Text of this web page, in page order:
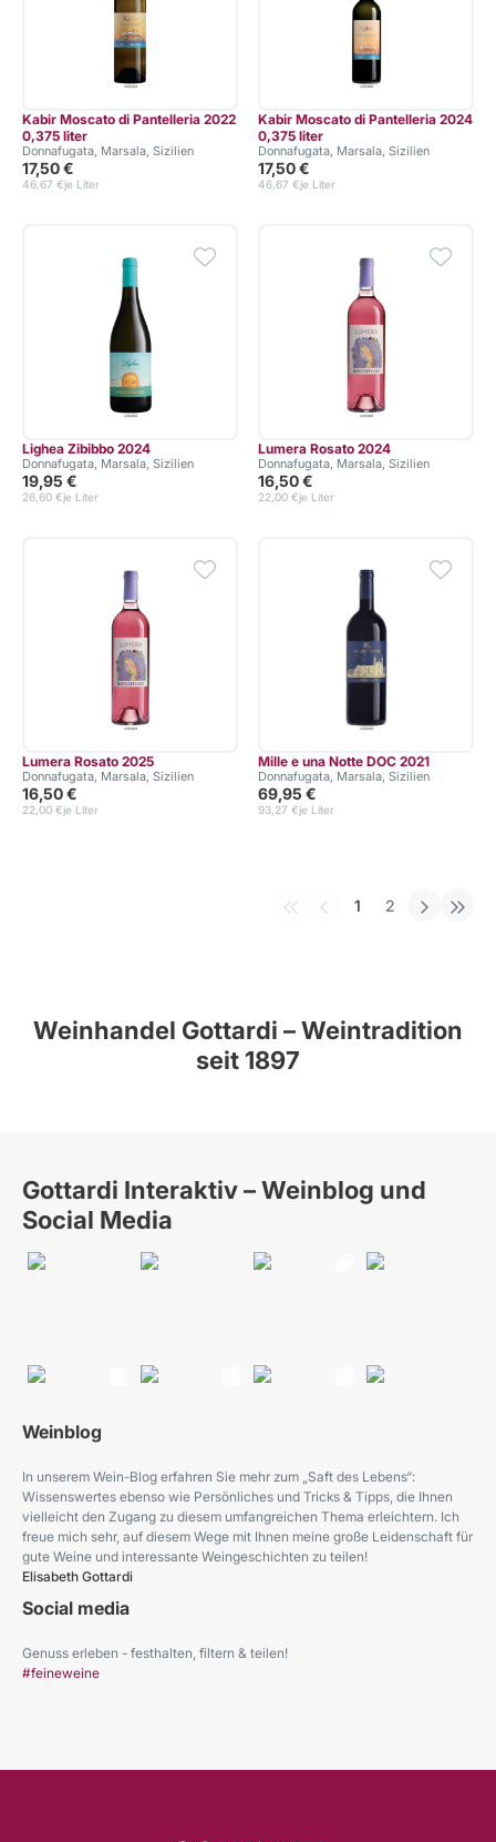
Kabir Moscato di Pantelleria 2022
0,375 liter
Donnafugata, Marsala, Sizilien
17,50 €
je Liter
46,67 €
Kabir Moscato di Pantelleria 2024
0,375 liter
Donnafugata, Marsala, Sizilien
17,50 €
je Liter
46,67 €
Lighea Zibibbo 2024
Donnafugata, Marsala, Sizilien
19,95 €
je Liter
26,60 €
Lumera Rosato 2024
Donnafugata, Marsala, Sizilien
16,50 €
je Liter
22,00 €
Lumera Rosato 2025
Donnafugata, Marsala, Sizilien
16,50 €
je Liter
22,00 €
Mille e una Notte DOC 2021
Donnafugata, Marsala, Sizilien
69,95 €
je Liter
93,27 €
1 2
Weinhandel Gottardi – Weintradition
seit 1897
Gottardi Interaktiv – Weinblog und
Social Media
Weinblog
In unserem Wein-Blog erfahren Sie mehr zum „Saft des Lebens“:
Wissenswertes ebenso wie Persönliches und Tricks & Tipps, die Ihnen
vielleicht den Zugang zu diesem umfangreichen Thema erleichtern. Ich
freue mich sehr, auf diesem Wege mit Ihnen meine große Leidenschaft für
gute Weine und interessante Weingeschichten zu teilen!
Elisabeth Gottardi
Social media
Genuss erleben - festhalten, filtern & teilen!
#feineweine